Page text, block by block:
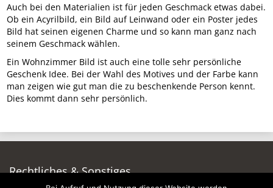
Auch bei den Materialien ist für jeden Geschmack etwas dabei.
Ob ein Acyrilbild, ein Bild auf Leinwand oder ein Poster jedes
Bild hat seinen eigenen Charme und so kann man ganz nach
seinem Geschmack wählen.
Ein Wohnzimmer Bild ist auch eine tolle sehr persönliche
Geschenk Idee. Bei der Wahl des Motives und der Farbe kann
man zeigen wie gut man die zu beschenkende Person kennt.
Dies kommt dann sehr persönlich.
Rechtliches & Sonstiges